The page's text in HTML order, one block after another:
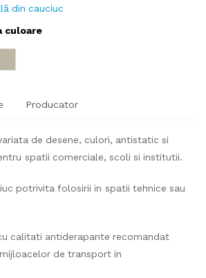
din cauciuc
culoare
Producator
de desene, culori, antistatic si
spatii comerciale, scoli si institutii.
potrivita folosirii in spatii tehnice sau
calitati antiderapante recomandat
de transport in